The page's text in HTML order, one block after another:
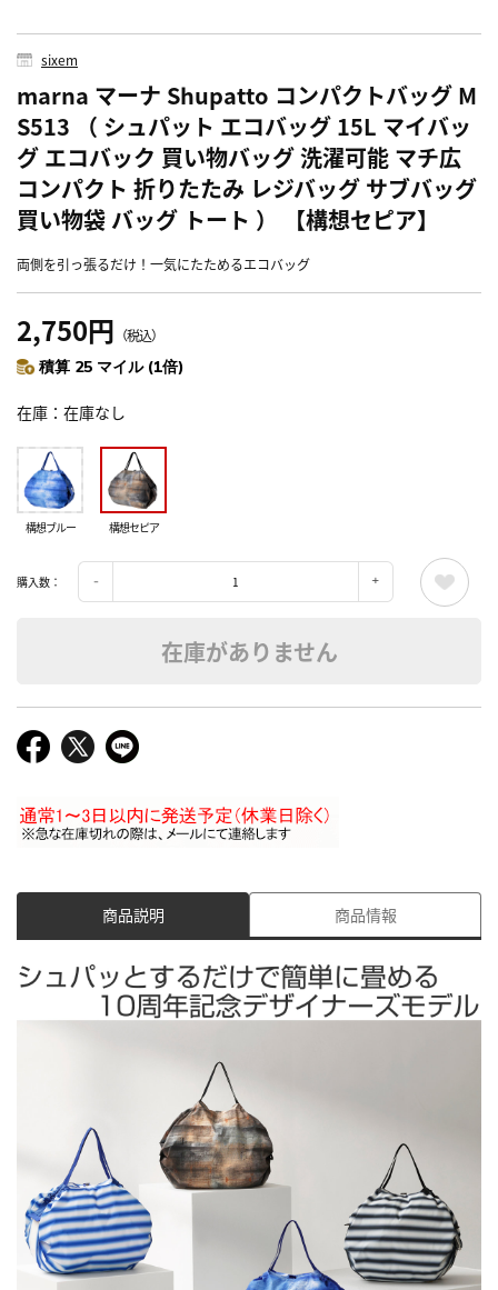
sixem
marna マーナ Shupatto コンパクトバッグ M
S513 （ シュパット エコバッグ 15L マイバッ
グ エコバック 買い物バッグ 洗濯可能 マチ広
コンパクト 折りたたみ レジバッグ サブバッグ
買い物袋 バッグ トート ） 【構想セピア】
両側を引っ張るだけ！一気にたためるエコバッグ
2,750円 （税込）
積算 25 マイル (1倍)
在庫 在庫なし
構想ブルー 構想セピア
購入数：
在庫がありません
商品説明 商品情報